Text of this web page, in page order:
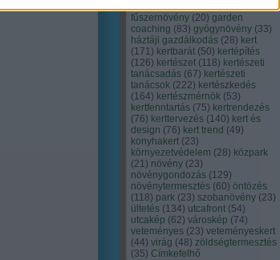
Budapest (45) dísznövény (116)
fűszernövény (20) garden
coaching (83) gyógynövény (33)
háztáji gazdálkodás (28) kert
(171) kertbarát (50) kertépítés
(126) kertészet (118) kertészeti
tanácsadás (67) kertészeti
tanácsok (222) kertészkedés
(164) kertészmérnök (53)
kertfenntartás (75) kertrendezés
(76) kerttervezés (140) kert és
design (76) kert trend (49)
konyhakert (23)
környezetvédelem (28) közpark
(21) növény (23)
növénygondozás (129)
növénytermesztés (60) öntözés
(118) park (23) szobanövény (23)
ültetés (134) utcafront (54)
utcakép (62) városkép (74)
veteményes (23) veteményeskert
(44) virág (48) zöldségtermesztés
(35) Címkefelhő